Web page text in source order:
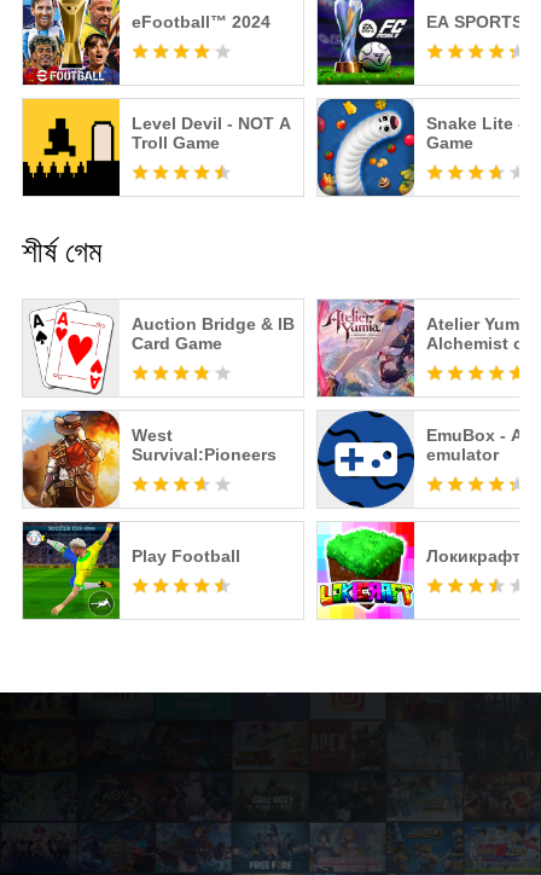
eFootball™ 2024 EA SPORTS
Level Devil - NOT A
Troll Game
Snake Lite -
Game
শীর্ষ গেম
Auction Bridge & IB
Card Game
West
Survival:Pioneers
Play Football
Atelier
Alchemist of
Memories &
Envisioned
EmuBox - All
emulator
Локикрафт